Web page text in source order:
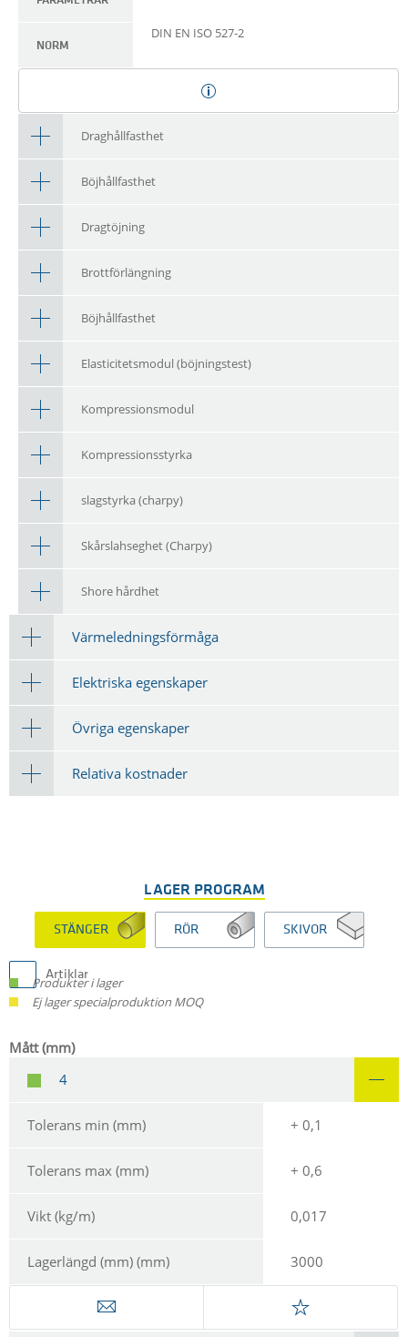
NORM
DIN EN ISO 527-2
Draghållfasthet
Böjhållfasthet
Dragtöjning
Brottförlängning
Böjhållfasthet
Elasticitetsmodul (böjningstest)
Kompressionsmodul
Kompressionsstyrka
slagstyrka (charpy)
Skårslahseghet (Charpy)
Shore hårdhet
Värmeledningsförmåga
Elektriska egenskaper
Övriga egenskaper
Relativa kostnader
LAGER PROGRAM
STÄNGER RÖR SKIVOR
Artiklar
Produkter i lager
Ej lager specialproduktion MOQ
Mått (mm)
4
Tolerans min (mm) + 0,1
Tolerans max (mm) + 0,6
Vikt (kg/m) 0,017
Lagerlängd (mm) (mm) 3000